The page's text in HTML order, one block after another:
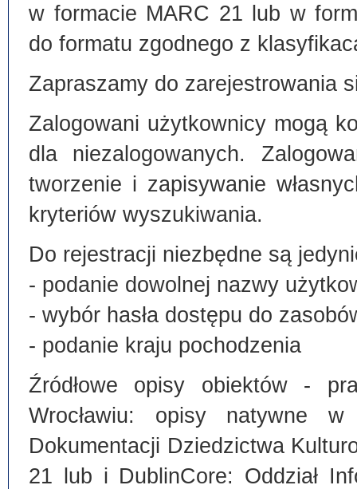
w formacie MARC 21 lub w
do formatu zgodnego z
Zapraszamy do zarejestrowania
Zalogowani użytkownicy mogą
dla niezalogowanych.
tworzenie i zapisywanie
kryteriów wyszukiwania.
Do rejestracji niezbędne są
- podanie dowolnej nazwy
- wybór hasła dostępu do
- podanie kraju pochodzenia
Źródłowe opisy obiektów -
Wrocławiu: opisy natywne
Dokumentacji Dziedzictwa
21 lub i DublinCore: Oddział